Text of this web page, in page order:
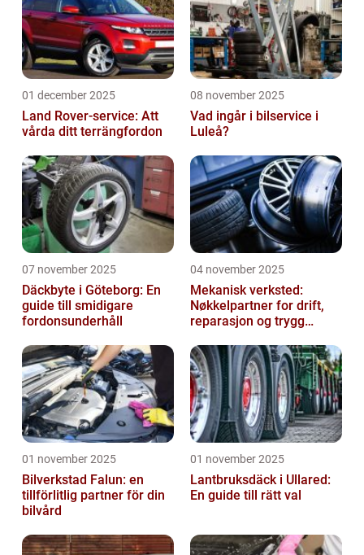
01 december 2025
Land Rover-service: Att
vårda ditt terrängfordon
08 november 2025
Vad ingår i bilservice i
Luleå?
07 november 2025
Däckbyte i Göteborg: En
guide till smidigare
fordonsunderhåll
04 november 2025
Mekanisk verksted:
Nøkkelpartner for drift,
reparasjon og trygg
01 november 2025
Bilverkstad Falun: en
tillförlitlig partner för din
bilvård
01 november 2025
Lantbruksdäck i Ullared:
En guide till rätt val